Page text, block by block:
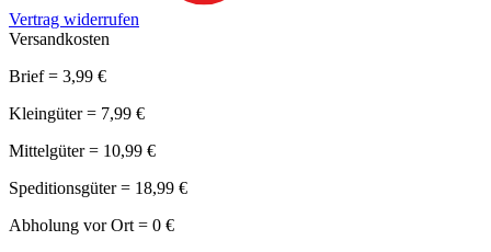
Vertrag widerrufen
Versandkosten
Brief = 3,99 €
Kleingüter = 7,99 €
Mittelgüter = 10,99 €
Speditionsgüter = 18,99 €
Abholung vor Ort = 0 €